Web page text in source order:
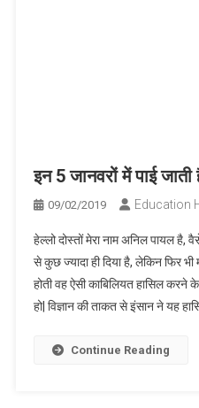
इन 5 जानवरों में पाई
09/02/2019 Education
हेल्लो दोस्तों मेरा नाम अनिल पायल है,
से कुछ ज्यादा ही दिया है, लेकिन फिर भी
होती वह ऐसी काबिलियत हासिल करने
हो| विज्ञान की ताकत से इंसान ने यह
Continue Reading